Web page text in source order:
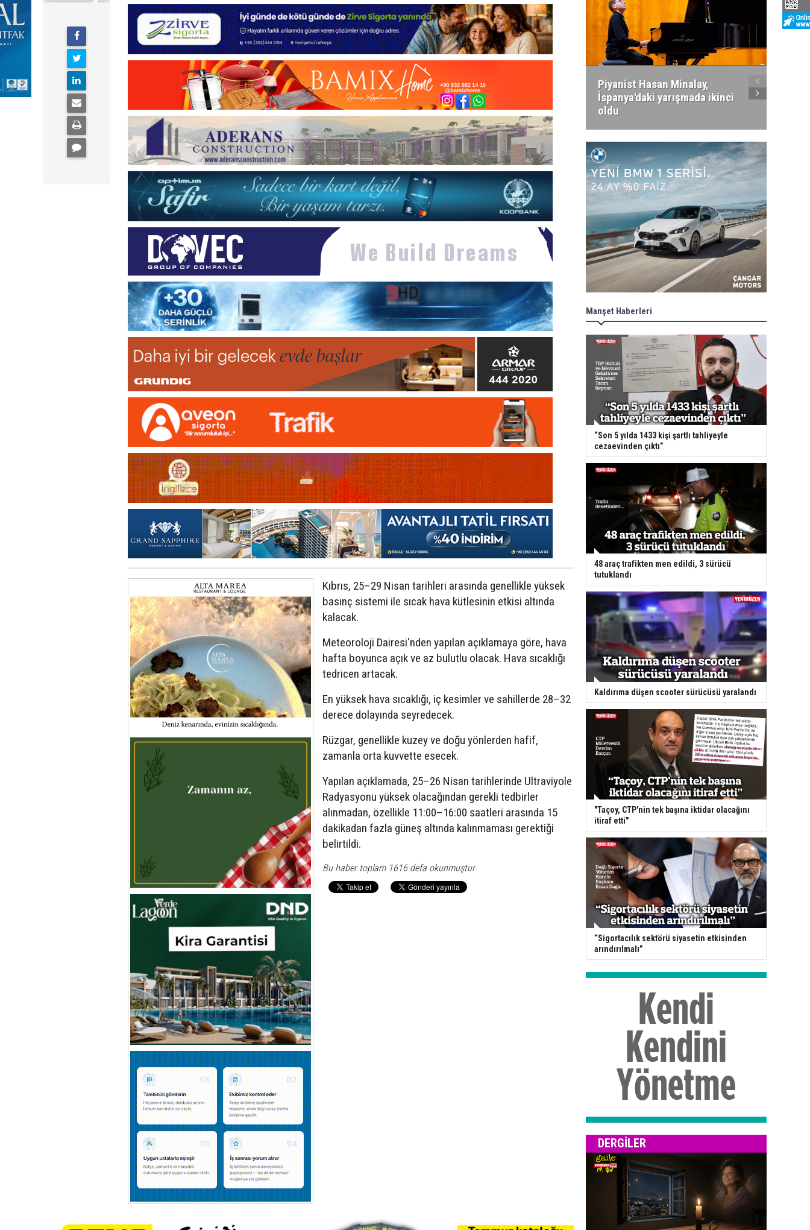
Kıbrıs, 25–29 Nisan tarihleri arasında genellikle yüksek
basınç sistemi ile sıcak hava kütlesinin etkisi altında
kalacak.
Meteoroloji Dairesi'nden yapılan açıklamaya göre, hava
hafta boyunca açık ve az bulutlu olacak. Hava sıcaklığı
tedricen artacak.
En yüksek hava sıcaklığı, iç kesimler ve sahillerde 28–32
derece dolayında seyredecek.
Rüzgar, genellikle kuzey ve doğu yönlerden hafif,
zamanla orta kuvvette esecek.
Yapılan açıklamada, 25–26 Nisan tarihlerinde Ultraviyole
Radyasyonu yüksek olacağından gerekli tedbirler
alınmadan, özellikle 11:00–16:00 saatleri arasında 15
dakikadan fazla güneş altında kalınmaması gerektiği
belirtildi.
Bu haber toplam 1616 defa okunmuştur
Piyanist Hasan Minalay,
İspanya'daki yarışmada ikinci
oldu
Manşet Haberleri
“Son 5 yılda 1433 kişi şartlı tahliyeyle
cezaevinden çıktı”
48 araç trafikten men edildi, 3 sürücü
tutuklandı
Kaldırıma düşen scooter sürücüsü yaralandı
"Taçoy, CTP'nin tek başına iktidar olacağını
itiraf etti"
“Sigortacılık sektörü siyasetin etkisinden
arındırılmalı”
DERGILER